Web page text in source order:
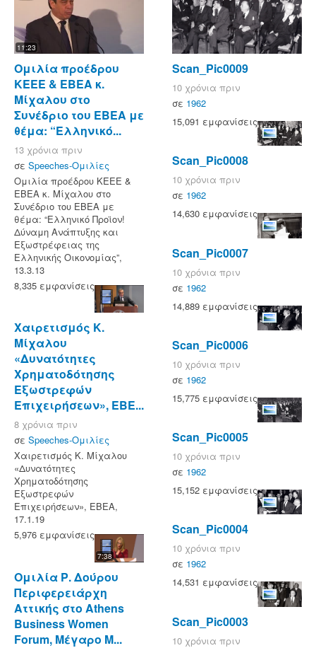
11:23
Ομιλία προέδρου
KEEE & ΕΒΕΑ κ.
Μίχαλου στο
Συνέδριο του ΕΒΕΑ με
θέμα: “Ελληνικό...
13 χρόνια πριν
σε Speeches-Ομιλίες
Ομιλία προέδρου KEEE &
ΕΒΕΑ κ. Μίχαλου στο
Συνέδριο του ΕΒΕΑ με
θέμα: “Ελληνικό Προϊον!
Δύναμη Ανάπτυξης και
Εξωστρέφειας της
Ελληνικής Οικονομίας”,
13.3.13
8,335 εμφανίσεις
Χαιρετισμός Κ.
Μίχαλου
«Δυνατότητες
Χρηματοδότησης
Εξωστρεφών
Επιχειρήσεων», ΕΒΕ...
8 χρόνια πριν
σε Speeches-Ομιλίες
Χαιρετισμός Κ. Μίχαλου
«Δυνατότητες
Χρηματοδότησης
Εξωστρεφών
Επιχειρήσεων», ΕΒΕΑ,
17.1.19
5,976 εμφανίσεις
7:38
Ομιλία Ρ. Δούρου
Περιφερειάρχη
Αττικής στο Athens
Business Women
Forum, Μέγαρο Μ...
Scan_Pic0009
10 χρόνια πριν
σε 1962
15,091 εμφανίσεις
Scan_Pic0008
10 χρόνια πριν
σε 1962
14,630 εμφανίσεις
Scan_Pic0007
10 χρόνια πριν
σε 1962
14,889 εμφανίσεις
Scan_Pic0006
10 χρόνια πριν
σε 1962
15,775 εμφανίσεις
Scan_Pic0005
10 χρόνια πριν
σε 1962
15,152 εμφανίσεις
Scan_Pic0004
10 χρόνια πριν
σε 1962
14,531 εμφανίσεις
Scan_Pic0003
10 χρόνια πριν